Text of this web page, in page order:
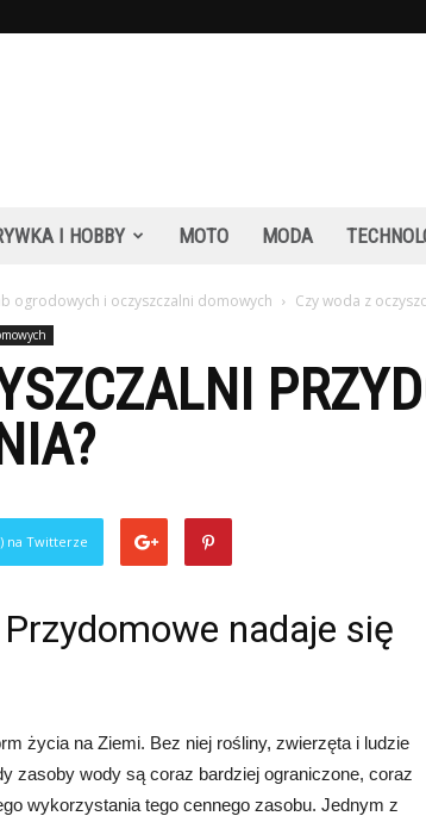
I HOBBY MOTO MODA
ogrodowych i oczyszczalni domowych Czy woda z
na Twitterze
nadaje się
życia na Ziemi. Bez niej rośliny, zwierzęta i ludzie
zasoby wody są coraz bardziej ograniczone, coraz
wykorzystania tego cennego zasobu. Jednym z